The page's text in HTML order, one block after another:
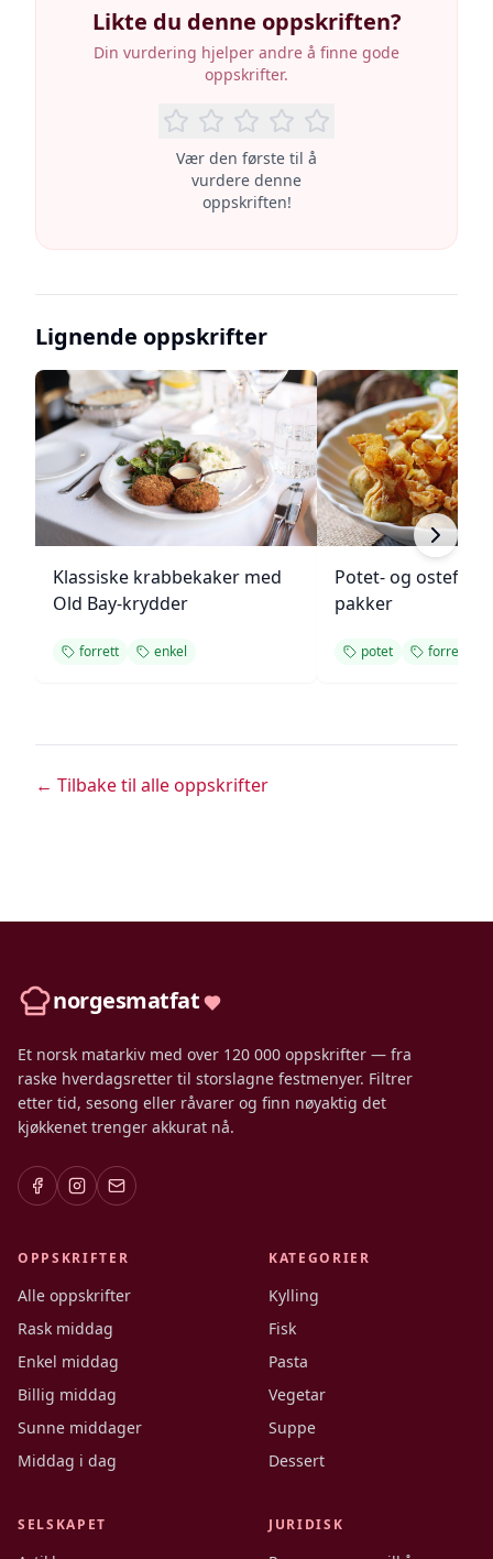
Likte du denne oppskriften?
Din vurdering hjelper andre å finne gode
oppskrifter.
Vær den første til å
vurdere denne
oppskriften!
Lignende oppskrifter
Klassiske krabbekaker med
Old Bay-krydder
forrett enkel
Potet- og
pakker
potet forrett
← Tilbake til alle oppskrifter
norgesmatfat
Et norsk matarkiv med over 120 000 oppskrifter — fra
raske hverdagsretter til storslagne festmenyer. Filtrer
etter tid, sesong eller råvarer og finn nøyaktig det
kjøkkenet trenger akkurat nå.
OPPSKRIFTER
Alle oppskrifter
Rask middag
Enkel middag
Billig middag
Sunne middager
Middag i dag
KATEGORIER
Kylling
Fisk
Pasta
Vegetar
Suppe
Dessert
SELSKAPET JURIDISK